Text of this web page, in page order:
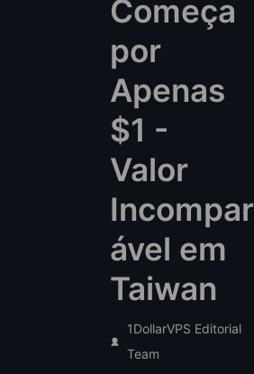
Começa
por
Apenas
$1 -
Valor
Incompar
ável em
Taiwan
1DollarVPS Editorial
Team